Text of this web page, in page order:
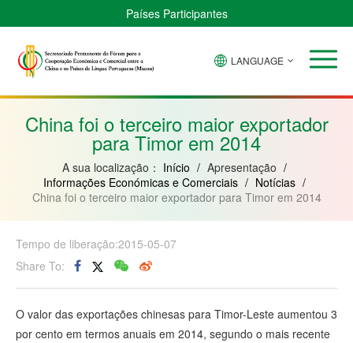
Países Participantes
Verde
Bissau
Guiné
Moçambique
LANGUAGE
China foi o terceiro maior exportador
para Timor em 2014
A sua localização： Início / Apresentação /
Informações Económicas e Comerciais / Notícias /
China foi o terceiro maior exportador para Timor em 2014
Tempo de liberação:2015-05-07
Share To:
O valor das exportações chinesas para Timor-Leste aumentou 3
por cento em termos anuais em 2014, segundo o mais recente